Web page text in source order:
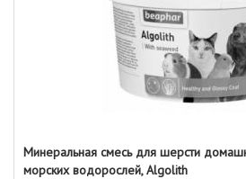
Минеральная смесь для шерсти
морских водорослей, Algolith